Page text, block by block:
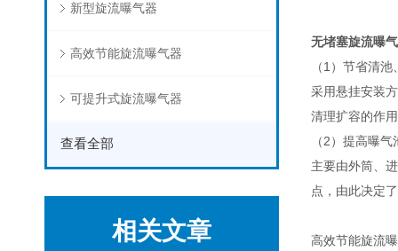
新型旋流曝气器
高效节能旋流曝气器
可提升式旋流曝气器
查看全部
相关文章
无堵塞旋流曝
（1）节省清
采用悬挂安装
清理扩容的作
（2）提高曝
主要由外筒、
点，由此决定
高效节能旋流